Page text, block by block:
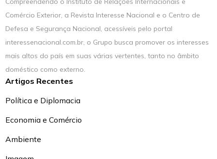
Comércio Exterior, a Revista Interesse Nacional e o Centro de
Defesa e Segurança Nacional, acessíveis pelo portal
interessenacional.com.br, o Grupo busca promover os interesses
mais altos do país em suas várias vertentes, tanto no âmbito
doméstico como externo.
Artigos Recentes
Política e Diplomacia
Economia e Comércio
Ambiente